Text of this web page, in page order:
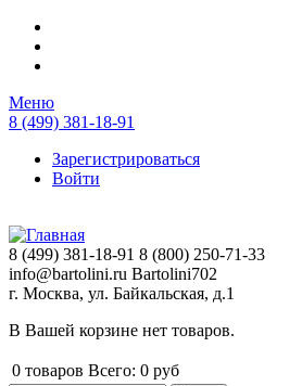
Перейти к основному содержанию
Меню
8 (499) 381-18-91
Зарегистрироваться
Войти
8 (499) 381-18-91 8 (800) 250-71-33
info@bartolini.ru Bartolini702
г. Москва, ул. Байкальская, д.1
В Вашей корзине нет товаров.
0 товаров Всего: 0 руб